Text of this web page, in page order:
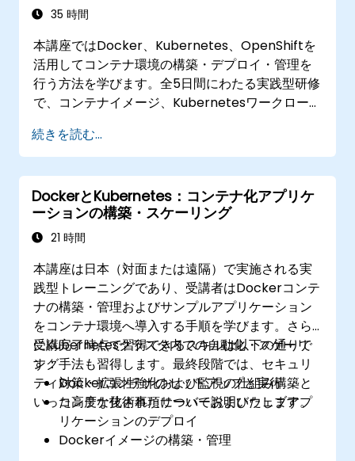
35 時間
本講座ではDocker、Kubernetes、OpenShiftを
活用してコンテナ環境の構築・デプロイ・管理を
行う方法を学びます。全5日間にわたる実践型研修
で、コンテナイメージ、Kubernetesワークロー
理、セキュリティ対策、監視手法および
OpenShift運用術までを扱います。受講者は現代
的なコンテナプラットフォームの運営能力ならび
に開発環境および本番環境におけるトラブル解決
スキルを習得します。
続きを読む...
DockerとKubernetes：コンテナ化アプリケ
ーションの構築・スケーリング
21 時間
本講座は日本（対面または遠隔）で実施される実
践型トレーニングであり、受講者はDockerコンテ
ナの構築・管理およびサンプルアプリケーション
をコンテナ環境へ導入する手順を学びます。さら
にKubernetesクラスタ内での自動化・スケーリ
ング手法も習得します。最終段階では、セキュリ
ティ対策・拡張性強化および監視の仕組み構築と
いった高度な技術事項について説明いたします。
受講完了時点で習得できるスキルは以下の通りで
す：
Dockerコンテナのセットアップと実行
コンテナ化されたサーバーおよびウェブアプ
リケーションのデプロイ
Dockerイメージの構築・管理